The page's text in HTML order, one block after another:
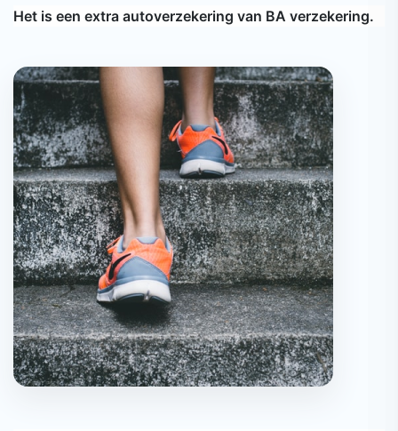
Het is een extra autoverzekering van BA verzekering.